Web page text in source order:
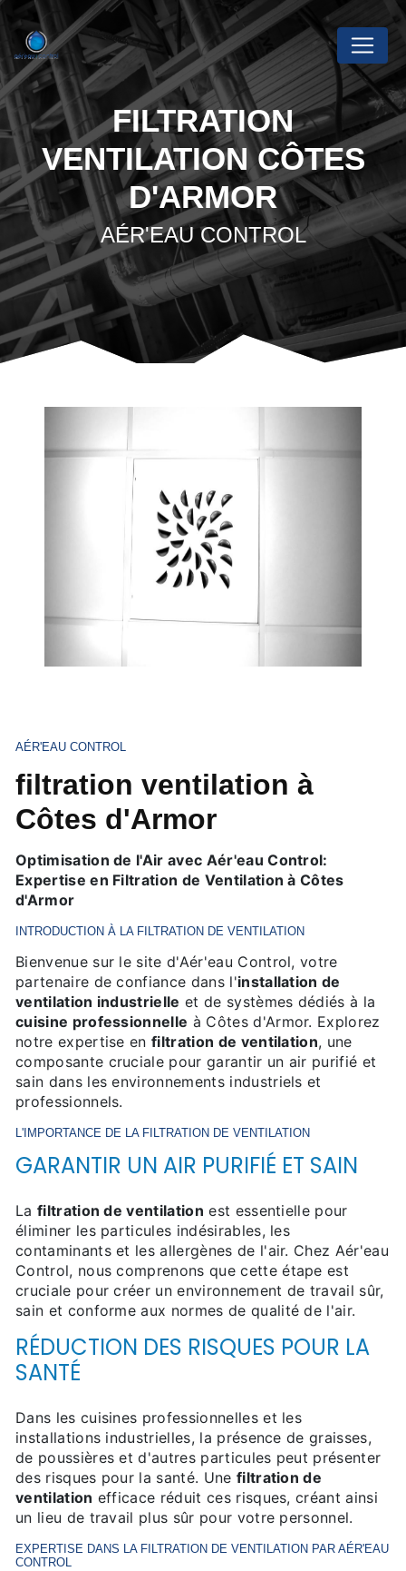
FILTRATION
VENTILATION CÔTES
D'ARMOR
AÉR'EAU CONTROL
AÉR'EAU CONTROL
filtration ventilation à
Côtes d'Armor
Optimisation de l'Air avec Aér'eau Control:
Expertise en Filtration de Ventilation à Côtes
d'Armor
INTRODUCTION À LA FILTRATION DE VENTILATION
Bienvenue sur le site d'Aér'eau Control, votre
partenaire de confiance dans l'installation de
ventilation industrielle et de systèmes dédiés à la
cuisine professionnelle à Côtes d'Armor. Explorez
notre expertise enfiltration de ventilation, une
composante cruciale pour garantir un air purifié et
sain dans les environnements industriels et
professionnels.
L'IMPORTANCE DE LA FILTRATION DE VENTILATION
GARANTIR UN AIR PURIFIÉ ET SAIN
La filtration de ventilation est essentielle pour
éliminer les particules indésirables, les
contaminants et les allergènes de l'air. Chez Aér'eau
Control, nous comprenons que cette étape est
cruciale pour créer un environnement de travail sûr,
sain et conforme aux normes de qualité de l'air.
RÉDUCTION DES RISQUES POUR LA
SANTÉ
Dans les cuisines professionnelles et les
installations industrielles, la présence de graisses,
de poussières et d'autres particules peut présenter
des risques pour la santé. Une filtration de
ventilation efficace réduit ces risques, créant ainsi
un lieu de travail plus sûr pour votre personnel.
EXPERTISE DANS LA FILTRATION DE VENTILATION PAR AÉR'EAU
CONTROL
Panneau de gestion des cookies